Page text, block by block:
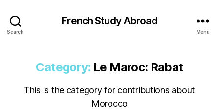
Search
French Study Abroad
Menu
Category: Le Maroc: Rabat
This is the category for contributions about
Morocco